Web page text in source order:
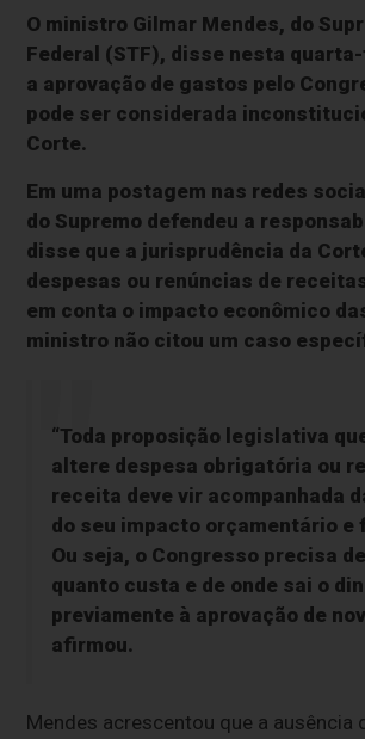
O ministro Gilmar Mendes, do
Federal (STF), disse nesta
a aprovação de gastos pelo
pode ser considerada
Corte.
Em uma postagem nas redes
do Supremo defendeu a
disse que a jurisprudência da
despesas ou renúncias de
em conta o impacto econômico
ministro não citou um caso
“Toda proposição legislativa
altere despesa obrigatória ou
receita deve vir acompanhada
do seu impacto orçamentário e
Ou seja, o Congresso precisa
quanto custa e de onde sai o
previamente à aprovação de
afirmou.
Mendes acrescentou que a ausência